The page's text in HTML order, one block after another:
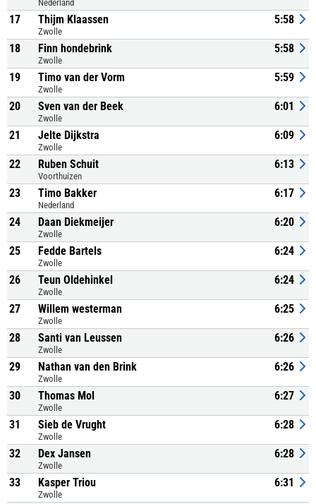
Nederland
17 Thijm Klaassen
Zwolle
5:58
18 Finn hondebrink
Zwolle
5:58
19 Timo van der Vorm
Zwolle
5:59
20 Sven van der Beek
Zwolle
6:01
21 Jelte Dijkstra
Zwolle
6:09
22 Ruben Schuit
Voorthuizen
6:13
23 Timo Bakker
Nederland
6:17
24 Daan Diekmeijer
Zwolle
6:20
25 Fedde Bartels
Zwolle
6:24
26 Teun Oldehinkel
Zwolle
6:24
27 Willem westerman
Zwolle
6:25
28 Santi van Leussen
Zwolle
6:26
29 Nathan van den Brink
Zwolle
6:26
30 Thomas Mol
Zwolle
6:27
31 Sieb de Vrught
Zwolle
6:28
32 Dex Jansen
Zwolle
6:28
33 Kasper Triou
Zwolle
6:31